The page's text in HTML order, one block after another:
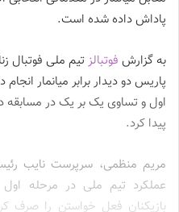
پاداش داده شده است.
به گزارش فوتبالز
پاریس دو دیدار برابر میانمار
اول و تساوی یک بر یک در مسابقه
پیدا کرد.
مریم منظمی، سرپرست نایب
عملکرد تیم ملی در مرحله اول
بازیکنان فعل خواستن را صرف